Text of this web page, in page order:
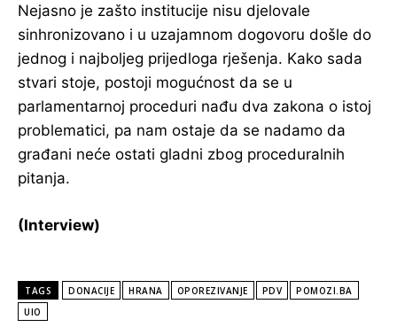
Nejasno je zašto institucije nisu djelovale
sinhronizovano i u uzajamnom dogovoru došle do
jednog i najboljeg prijedloga rješenja. Kako sada
stvari stoje, postoji mogućnost da se u
parlamentarnoj proceduri nađu dva zakona o istoj
problematici, pa nam ostaje da se nadamo da
građani neće ostati gladni zbog proceduralnih
pitanja.
(Interview)
TAGS DONACIJE HRANA OPOREZIVANJE PDV
POMOZI.BA
UIO